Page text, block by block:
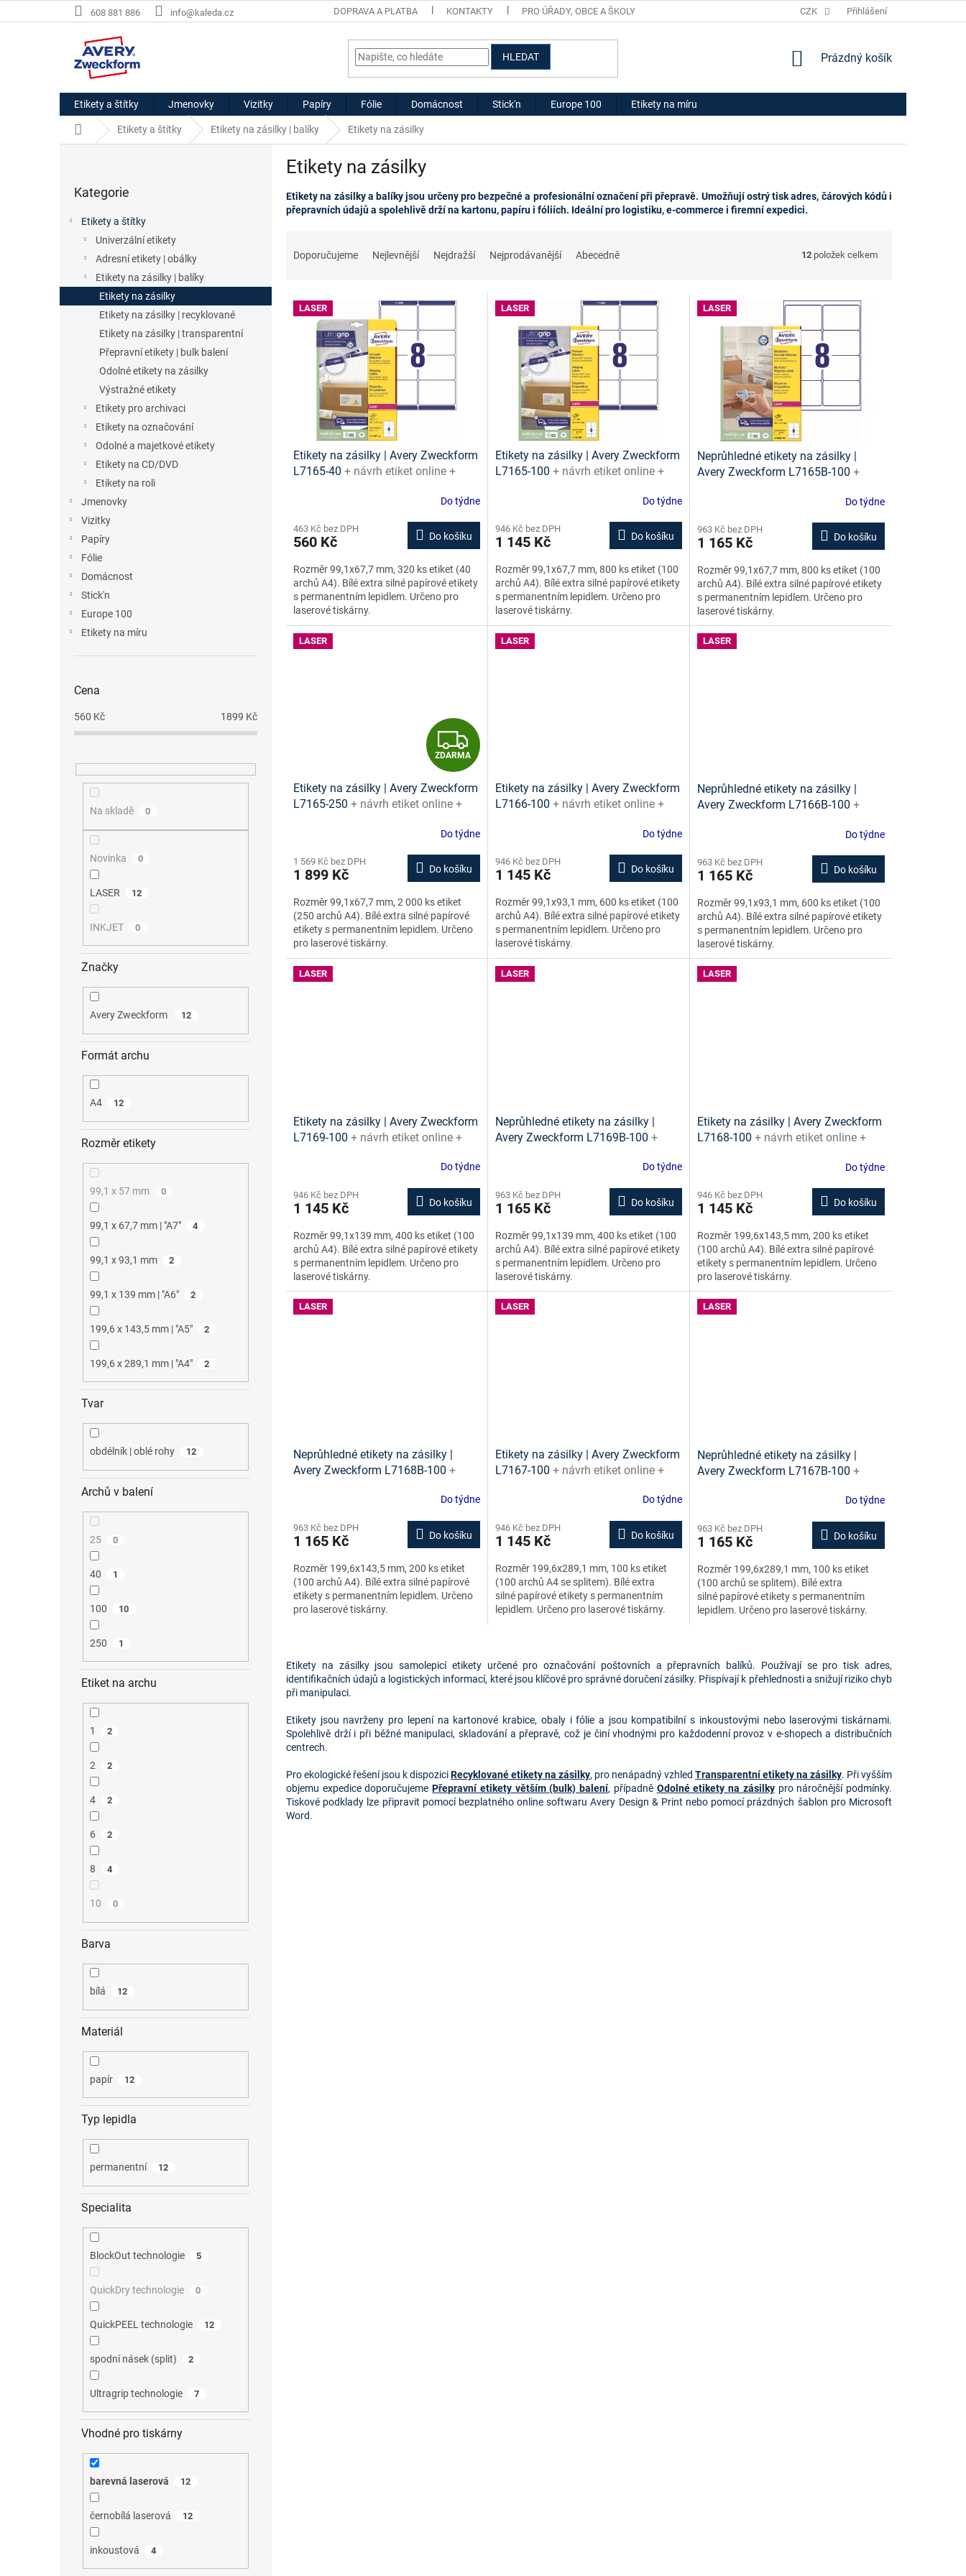
na
608 881 886 info@kaleda.cz DOPRAVA A PLATBA KONTAKTY PRO ÚŘADY, OBCE A ŠKOLY HODNOCENÍ OBCHODU
CZK Přihlášení
HLEDAT
NÁKUPNÍ
Prázdný košík
Etikety a štítky Jmenovky Vizitky Papíry Fólie Domácnost Stick'n Europe 100 Etikety na míru
Domů Etikety a štítky Etikety na zásilky | balíky Etikety na zásilky
a
kategorie
Kategorie
Etikety a štítky
Univerzální etikety
Adresní etikety | obálky
Etikety na zásilky | balíky
Etikety na zásilky
Etikety na zásilky | recyklované
Etikety na zásilky | transparentní
Přepravní etikety | bulk balení
Odolné etikety na zásilky
Výstražné etikety
Etikety pro archivaci
Etikety na označování
Odolné a majetkové etikety
Etikety na CD/DVD
Etikety na roli
Jmenovky
Vizitky
Papíry
Fólie
Domácnost
Stick'n
Europe 100
Etikety na míru
Cena
560 Kč 1899 Kč
Na skladě 0
Novinka 0
LASER 12
INKJET 0
Značky
Avery Zweckform 12
Formát archu
A4 12
Rozměr etikety
99,1 x 57 mm 0
99,1 x 67,7 mm | "A7" 4
99,1 x 93,1 mm 2
99,1 x 139 mm | "A6" 2
199,6 x 143,5 mm | "A5" 2
199,6 x 289,1 mm | "A4" 2
Tvar
obdélník | oblé rohy 12
Archů v balení
25 0
40 1
100 10
250 1
Etiket na archu
1 2
2 2
4 2
6 2
8 4
10 0
Barva
bílá 12
Materiál
papír 12
Typ lepidla
permanentní 12
Specialita
BlockOut technologie 5
QuickDry technologie 0
QuickPEEL technologie 12
spodní násek (split) 2
Ultragrip technologie 7
Vhodné pro tiskárny
barevná laserová 12
černobílá laserová 12
inkoustová 4
Etikety na zásilky
Etikety na zásilky a balíky jsou určeny pro bezpečné a profesionální označení při přepravě. Umožňují ostrý tisk adres, čárových kódů i
přepravních údajů a spolehlivě drží na kartonu, papíru i fóliích. Ideální pro logistiku, e‑commerce i firemní expedici.
Doporučujeme Nejlevnější Nejdražší Nejprodávanější Abecedně 12 položek celkem
V LASER
Etikety na zásilky | Avery Zweckform
L7165-40 + návrh etiket online +
Do týdne
463 Kč bez DPH
560 Kč Do košíku
Rozměr 99,1x67,7 mm, 320 ks etiket (40
archů A4). Bílé extra silné papírové etikety
s permanentním lepidlem. Určeno pro
laserové tiskárny.
LASER
Etikety na zásilky | Avery Zweckform
L7165-100 + návrh etiket online +
Do týdne
946 Kč bez DPH
1 145 Kč Do košíku
Rozměr 99,1x67,7 mm, 800 ks etiket (100
archů A4). Bílé extra silné papírové etikety
s permanentním lepidlem. Určeno pro
laserové tiskárny.
LASER
Neprůhledné etikety na zásilky |
Avery Zweckform L7165B-100 +
Do týdne
963 Kč bez DPH
1 165 Kč Do košíku
Rozměr 99,1x67,7 mm, 800 ks etiket (100
archů A4). Bílé extra silné papírové etikety
s permanentním lepidlem. Určeno pro
laserové tiskárny.
LASER
Z
D
A
R
M
A
ZDARMA
Etikety na zásilky | Avery Zweckform
L7165-250 + návrh etiket online +
Do týdne
1 569 Kč bez DPH
1 899 Kč Do košíku
Rozměr 99,1x67,7 mm, 2 000 ks etiket
(250 archů A4). Bílé extra silné papírové
etikety s permanentním lepidlem. Určeno
pro laserové tiskárny.
LASER
Etikety na zásilky | Avery Zweckform
L7166-100 + návrh etiket online +
Do týdne
946 Kč bez DPH
1 145 Kč Do košíku
Rozměr 99,1x93,1 mm, 600 ks etiket (100
archů A4). Bílé extra silné papírové etikety
s permanentním lepidlem. Určeno pro
laserové tiskárny.
LASER
Neprůhledné etikety na zásilky |
Avery Zweckform L7166B-100 +
Do týdne
963 Kč bez DPH
1 165 Kč Do košíku
Rozměr 99,1x93,1 mm, 600 ks etiket (100
archů A4). Bílé extra silné papírové etikety
s permanentním lepidlem. Určeno pro
laserové tiskárny.
LASER
Etikety na zásilky | Avery Zweckform
L7169-100 + návrh etiket online +
Do týdne
946 Kč bez DPH
1 145 Kč Do košíku
Rozměr 99,1x139 mm, 400 ks etiket (100
archů A4). Bílé extra silné papírové etikety
s permanentním lepidlem. Určeno pro
laserové tiskárny.
LASER
Neprůhledné etikety na zásilky |
Avery Zweckform L7169B-100 +
Do týdne
963 Kč bez DPH
1 165 Kč Do košíku
Rozměr 99,1x139 mm, 400 ks etiket (100
archů A4). Bílé extra silné papírové etikety
s permanentním lepidlem. Určeno pro
laserové tiskárny.
LASER
Etikety na zásilky | Avery Zweckform
L7168-100 + návrh etiket online +
Do týdne
946 Kč bez DPH
1 145 Kč Do košíku
Rozměr 199,6x143,5 mm, 200 ks etiket
(100 archů A4). Bílé extra silné papírové
etikety s permanentním lepidlem. Určeno
pro laserové tiskárny.
LASER
Neprůhledné etikety na zásilky |
Avery Zweckform L7168B-100 +
Do týdne
963 Kč bez DPH
1 165 Kč Do košíku
Rozměr 199,6x143,5 mm, 200 ks etiket
(100 archů A4). Bílé extra silné papírové
etikety s permanentním lepidlem. Určeno
pro laserové tiskárny.
LASER
Etikety na zásilky | Avery Zweckform
L7167-100 + návrh etiket online +
Do týdne
946 Kč bez DPH
1 145 Kč Do košíku
Rozměr 199,6x289,1 mm, 100 ks etiket
(100 archů A4 se splitem). Bílé extra
silné papírové etikety s permanentním
lepidlem. Určeno pro laserové tiskárny.
LASER
Neprůhledné etikety na zásilky |
Avery Zweckform L7167B-100 +
Do týdne
963 Kč bez DPH
1 165 Kč Do košíku
Rozměr 199,6x289,1 mm, 100 ks etiket
(100 archů se splitem). Bílé extra
silné papírové etikety s permanentním
lepidlem. Určeno pro laserové tiskárny.
l
á
c
í
v
k
y
Etikety na zásilky jsou samolepicí etikety určené pro označování poštovních a přepravních balíků. Používají se pro tisk adres,
identifikačních údajů a logistických informací, které jsou klíčové pro správné doručení zásilky. Přispívají k přehlednosti a snižují riziko chyb
při manipulaci.
Etikety jsou navrženy pro lepení na kartonové krabice, obaly i fólie a jsou kompatibilní s inkoustovými nebo laserovými tiskárnami.
Spolehlivě drží i při běžné manipulaci, skladování a přepravě, což je činí vhodnými pro každodenní provoz v e-shopech a distribučních
centrech.
Pro ekologické řešení jsou k dispoziciRecyklované etikety na zásilky, pro nenápadný vzhled Transparentní etikety na zásilky. Při vyšším
objemu expedice doporučujemePřepravní etikety větším (bulk) balení, případně Odolné etikety na zásilkypro náročnější podmínky.
Tiskové podklady lze připravit pomocí bezplatného online softwaru Avery Design & Print nebo pomocí prázdných šablon pro Microsoft
Word.